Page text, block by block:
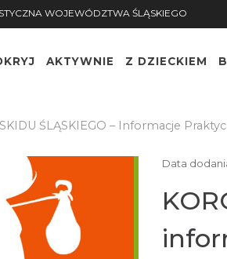
WOJEWÓDZTWA ŚLĄSKIEGO
AKTYWNIE Z DZIECKIEM
ŚLĄSKIEGO – Informacje
Data